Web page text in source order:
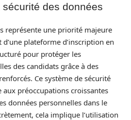
des données
représente une priorité majeure
plateforme d’inscription en
pour protéger les
des candidats grâce à des
Ce système de sécurité
aux préoccupations croissantes
données personnelles dans le
cela implique l’utilisation